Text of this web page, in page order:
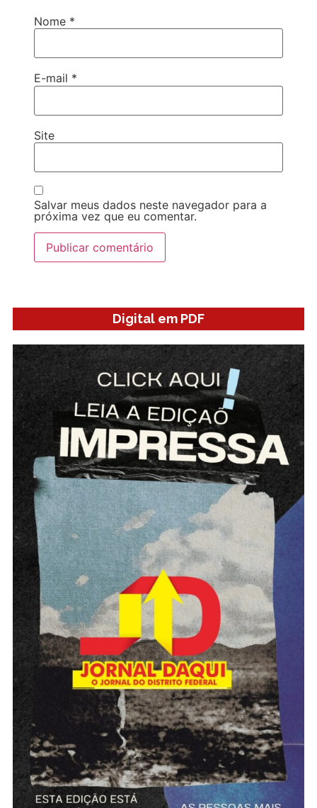
Nome *
E-mail *
Site
Salvar meus dados neste navegador para a
próxima vez que eu comentar.
Digital em PDF